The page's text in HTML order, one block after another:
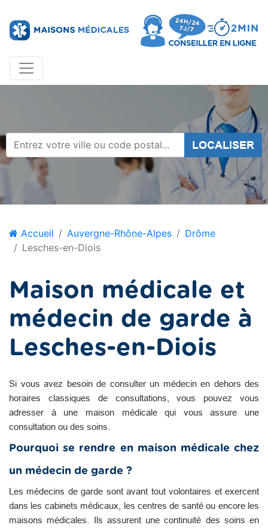
LOCALISER
Accueil Auvergne-Rhône-Alpes
Drôme
Lesches-en-Diois
Maison médicale et
médecin de garde à
Lesches-en-Diois
Si vous avez besoin de consulter un médecin en dehors des
horaires classiques de consultations, vous pouvez vous
adresser à une maison médicale qui vous assure une
consultation ou des soins.
Pourquoi se rendre en maison médicale chez
un médecin de garde ?
Les médecins de garde sont avant tout volontaires et exercent
dans les cabinets médicaux, les centres de santé ou encore les
maisons médicales. Ils assurent une continuité des soins en